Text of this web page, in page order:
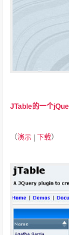
JTable的一个
（演示 |下载）